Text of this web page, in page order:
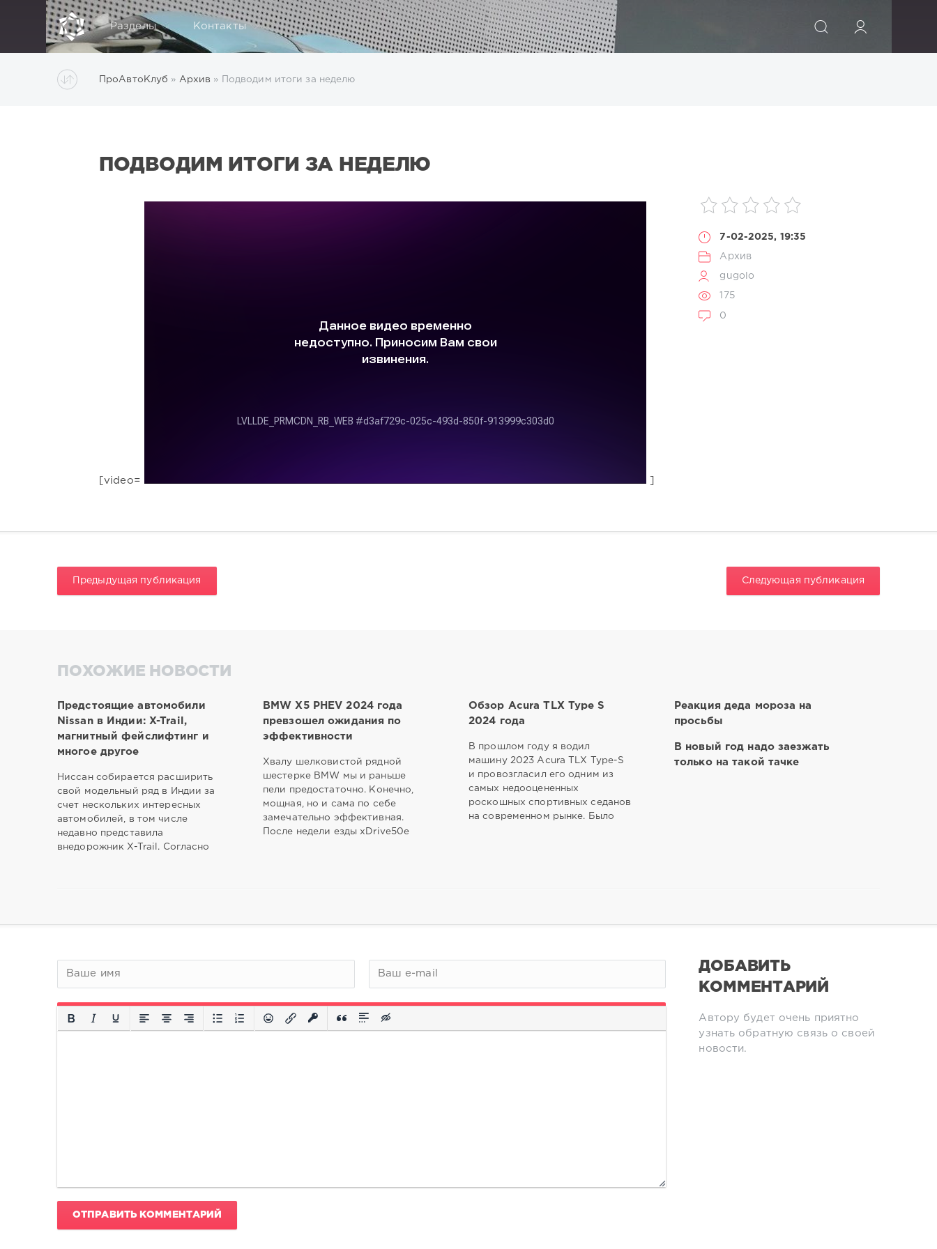
ИСКАТЬ
Разделы Контакты
ПроАвтоКлуб » Архив » Подводим итоги за неделю
ПОДВОДИМ ИТОГИ ЗА НЕДЕЛЮ
7-02-2025, 19:35
Архив
gugolo
175
0
[video=
Предыдущая публикация Следующая публикация
ПОХОЖИЕ НОВОСТИ
Предстоящие автомобили
Nissan в Индии: X-Trail,
магнитный фейслифтинг и
многое другое
Ниссан собирается расширить
свой модельный ряд в Индии за
счет нескольких интересных
автомобилей, в том числе
недавно представила
внедорожник X-Trail. Согласно
BMW X5 PHEV 2024 года
превзошел ожидания по
эффективности
Хвалу шелковистой рядной
шестерке BMW мы и раньше
пели предостаточно. Конечно,
мощная, но и сама по себе
замечательно эффективная.
После недели езды xDrive50e
Обзор Acura TLX Type S
2024 года
В прошлом году я водил
машину 2023 Acura TLX Type-S
и провозгласил его одним из
самых недооцененных
роскошных спортивных седанов
на современном рынке. Было
Реакция деда мороза на
просьбы
В новый год надо заезжать
только на такой тачке
ДОБАВИТЬ
КОММЕНТАРИЙ
Автору будет очень приятно
узнать обратную связь о своей
новости.
ОТПРАВИТЬ КОММЕНТАРИЙ